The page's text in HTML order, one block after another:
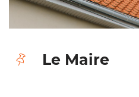
Le Maire